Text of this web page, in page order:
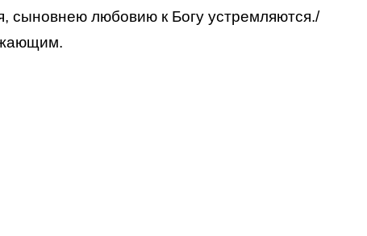
сыновнею любовию к Богу устремляются./